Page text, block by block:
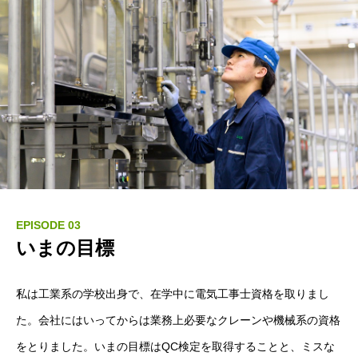
EPISODE 03
いまの目標
私は工業系の学校出身で、在学中に電気工事士資格を取りまし
た。会社にはいってからは業務上必要なクレーンや機械系の資格
をとりました。いまの目標はQC検定を取得することと、ミスな